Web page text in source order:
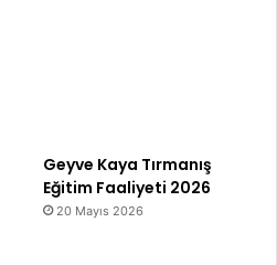
Geyve Kaya Tırmanış
Eğitim Faaliyeti 2026
20 Mayıs 2026